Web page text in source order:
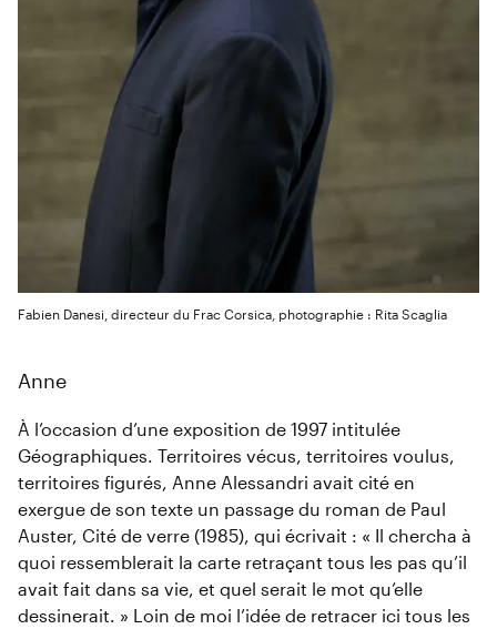
Fabien Danesi, directeur du Frac Corsica, photographie : Rita Scaglia
Anne
À l’occasion d’une exposition de 1997 intitulée
Géographiques. Territoires vécus, territoires voulus,
territoires figurés, Anne Alessandri avait cité en
exergue de son texte un passage du roman de Paul
Auster, Cité de verre (1985), qui écrivait : « Il chercha à
quoi ressemblerait la carte retraçant tous les pas qu’il
avait fait dans sa vie, et quel serait le mot qu’elle
dessinerait. » Loin de moi l’idée de retracer ici tous les